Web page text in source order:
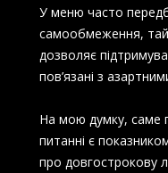
У меню часто
самообмеження,
дозволяє
пов’язані з
На мою думку, саме
питанні є
про довгострокову